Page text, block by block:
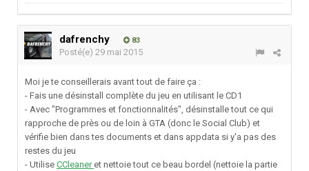
dafrenchy 83
Posté(e) 29 mai 2015
Moi je te conseillerais avant tout de faire ça :
- Fais une désinstall complète du jeu en utilisant le CD1
- Avec "Programmes et fonctionnalités", désinstalle tout ce qui
rapproche de près ou de loin à GTA (donc le Social Club) et
vérifie bien dans tes documents et dans appdata si y'a pas des
restes du jeu
- Utilise CCleaner et nettoie tout ce beau bordel (nettoie la partie